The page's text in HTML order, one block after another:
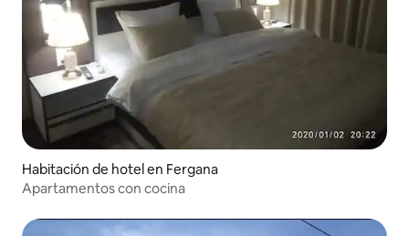
Habitación de hotel en Fergana
Apartamentos con cocina